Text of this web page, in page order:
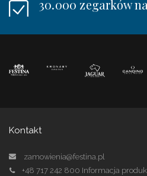
30.000 zegarków
Kontakt
zamowienia@festina.pl
+48 717 242 800 Informacja